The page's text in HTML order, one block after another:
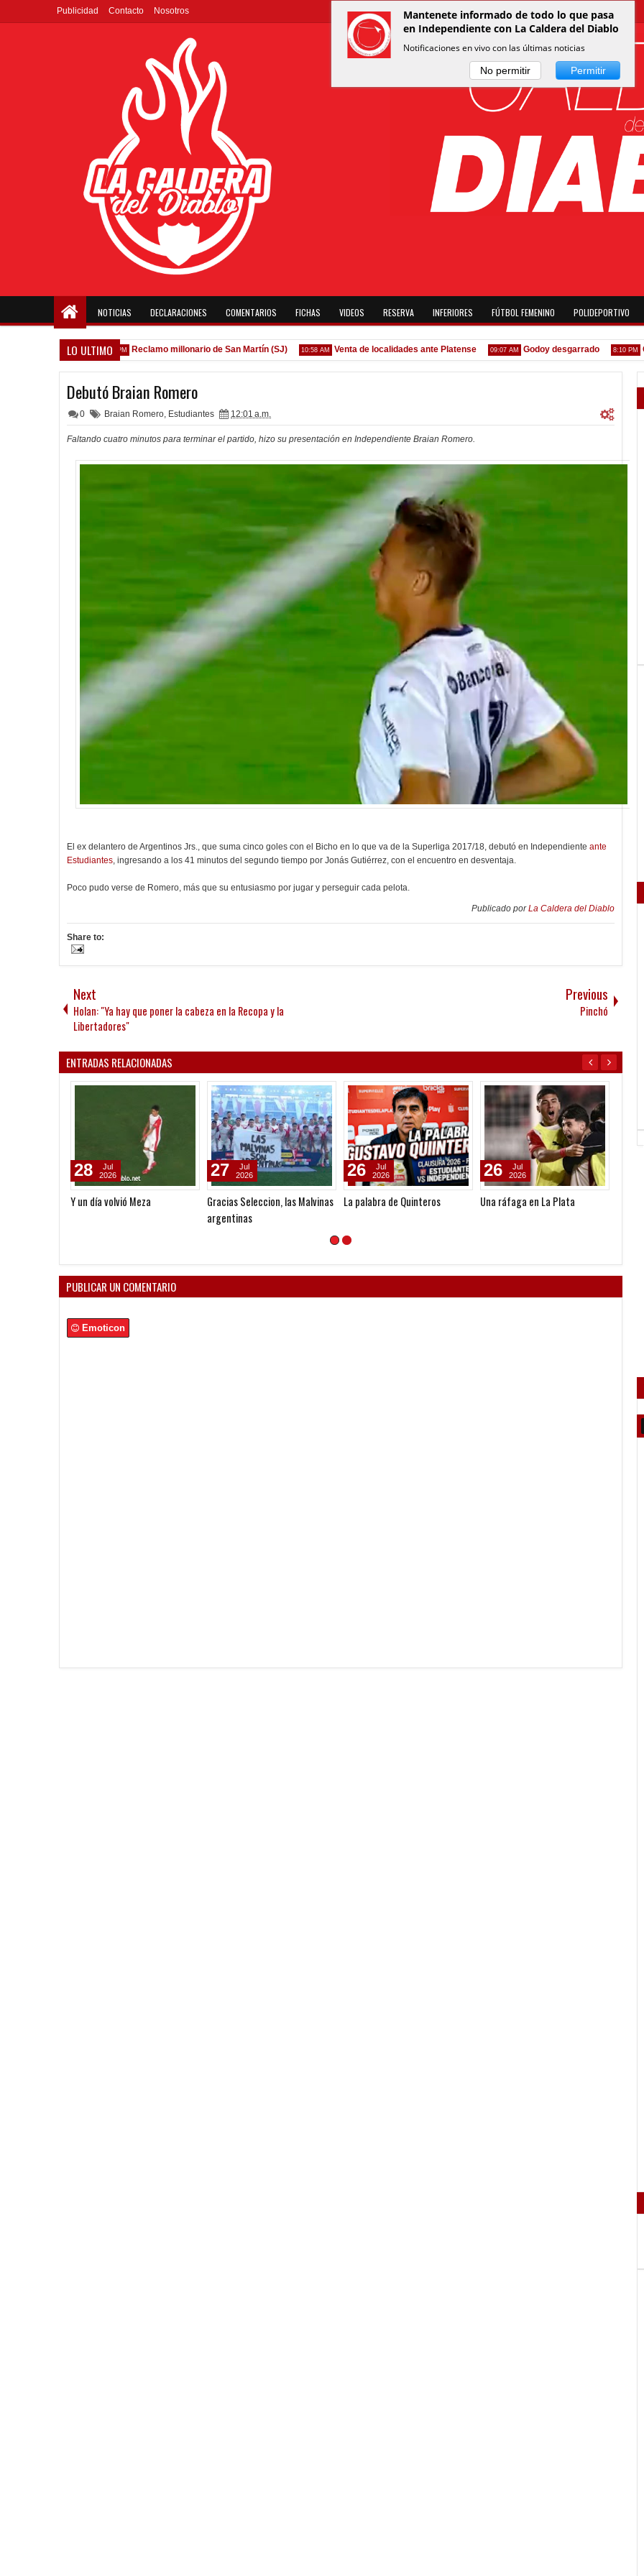
Publicidad Contacto Nosotros
NOTICIAS DECLARACIONES COMENTARIOS FICHAS VIDEOS RESERVA INFERIORES FÚTBOL FEMENINO POLIDEPORTIVO
LO ULTIMO
1:52 PM Reclamo millonario de San Martín (SJ) 10:58 AM Venta de localidades ante Platense 09:07 AM Godoy desgarrado 8:10 PM
Debutó Braian Romero
0 Braian Romero, Estudiantes 12:01 a.m.
Faltando cuatro minutos para terminar el partido, hizo su presentación en Independiente Braian Romero.
El ex delantero de Argentinos Jrs., que suma cinco goles con el Bicho en lo que va de la Superliga 2017/18, debutó en Independiente ante
Estudiantes, ingresando a los 41 minutos del segundo tiempo por Jonás Gutiérrez, con el encuentro en desventaja.
Poco pudo verse de Romero, más que su entusiasmo por jugar y perseguir cada pelota.
Publicado porLa Caldera del Diablo
Share to:
Next
Holan: "Ya hay que poner la cabeza en la Recopa y la
Libertadores"
Previous
Pinchó
ENTRADAS RELACIONADAS
Y un día volvió Meza
28
Jul
2026
Gracias Seleccion, las Malvinas
argentinas
27
Jul
2026
La palabra de Quinteros
26
Jul
2026
Una ráfaga en La Plata
26
Jul
2026
PUBLICAR UN COMENTARIO
Emoticon
Mantenete informado de todo lo que pasa
en Independiente con La Caldera del Diablo
Notificaciones en vivo con las últimas noticias
No permitir Permitir